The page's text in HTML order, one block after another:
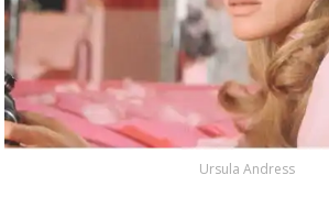
Ursula Andress